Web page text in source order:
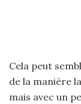
Cela peut
de la manière
mais avec un